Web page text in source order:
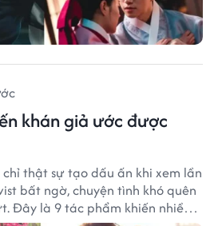
khán giả ước được
thật sự tạo dấu ấn khi xem lần
bất ngờ, chuyện tình khó quên
Đây là 9 tác phẩm khiến nhiều